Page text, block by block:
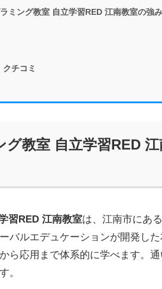
ミング教室 自立学習RED 江南教室の強
チコミ
教室 自立学習RED
習RED 江南教室は、江南市にあ
バルエデュケーションが開発し
ら応用まで体系的に学べます。
。